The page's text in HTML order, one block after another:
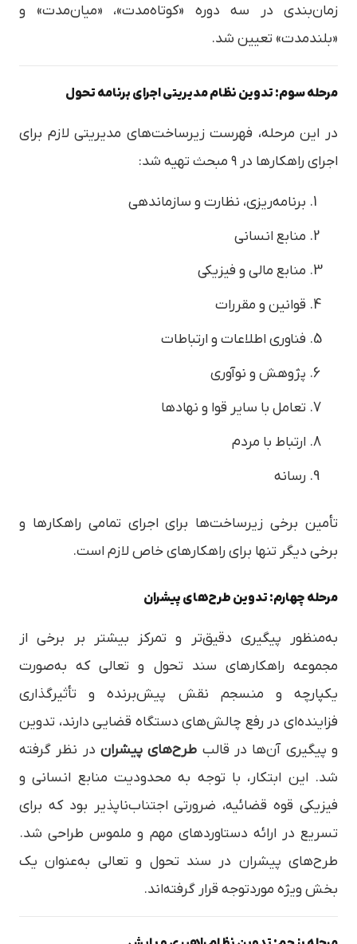
زمان‌بندی در سه دوره «کوتاه‌مدت»، «میان‌مدت» و
«بلندمدت» تعیین شد.
مرحله سوم: تدوین نظام مدیریتی اجرای برنامه تحول
در این مرحله، فهرست زیرساخت‌های مدیریتی لازم برای
اجرای راهکارها در ۹ مبحث تهیه شد:
برنامه‌ریزی، نظارت و سازماندهی
منابع انسانی
منابع مالی و فیزیکی
قوانین و مقررات
فناوری اطلاعات و ارتباطات
پژوهش و نوآوری
تعامل با سایر قوا و نهادها
ارتباط با مردم
رسانه
تأمین برخی زیرساخت‌ها برای اجرای تمامی راهکارها و
برخی دیگر تنها برای راهکارهای خاص لازم است.
مرحله چهارم: تدوین طرح‌های پیشران
به‌منظور پیگیری دقیق‌تر و تمرکز بیشتر بر برخی از
مجموعه راهکارهای سند تحول و تعالی که به‌صورت
یکپارچه و منسجم نقش پیش‌برنده و تأثیرگذاری
فزاینده‌ای در رفع چالش‌های دستگاه قضایی دارند، تدوین
و پیگیری آن‌ها در قالب طرح‌های پیشران در نظر گرفته
شد. این ابتکار، با توجه به محدودیت منابع انسانی و
فیزیکی قوه قضائیه، ضرورتی اجتناب‌ناپذیر بود که برای
تسریع در ارائه دستاوردهای مهم و ملموس طراحی شد.
طرح‌های پیشران در سند تحول و تعالی به‌عنوان یک
بخش ویژه موردتوجه قرار گرفته‌اند.